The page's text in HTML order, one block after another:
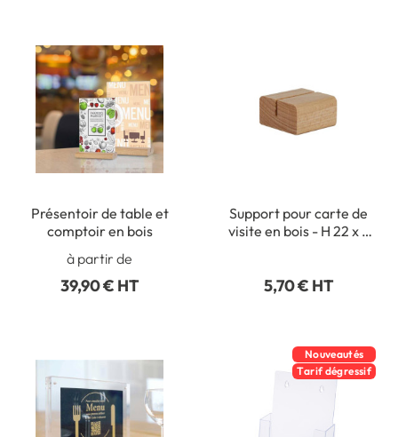
Présentoir de table et
comptoir en bois
à partir de
39,90 € HT
Support pour carte de
visite en bois - H 22 x L
5,70 € HT
Nouveautés
Tarif dégressif